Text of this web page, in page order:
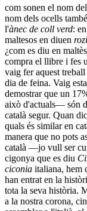
com sonen el nom
nom dels ocells
l'ànec de coll verd:
maltesos en diuen
¿com es diu en
compra el llibre i fes
vaig fer aquest
dia de feina. Vaig
demostrar que un
això d'actuals— són
català segur. Quan
quals és similar en
manera que no pots
català —jo vull ser
cigonya que es diu
ciconia italiana, hem
han entrat en la
tota la seva història.
a la nostra corona,